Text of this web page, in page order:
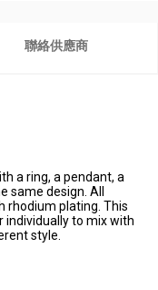
聯絡供應商
a ring, a pendant, a
same design. All
rhodium plating. This
individually to mix with
style.